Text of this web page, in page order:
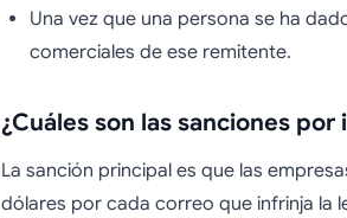
Una vez que una persona se ha
comerciales de ese remitente.
¿Cuáles son las sanciones
La sanción principal es que las
dólares por cada correo que infrinja la